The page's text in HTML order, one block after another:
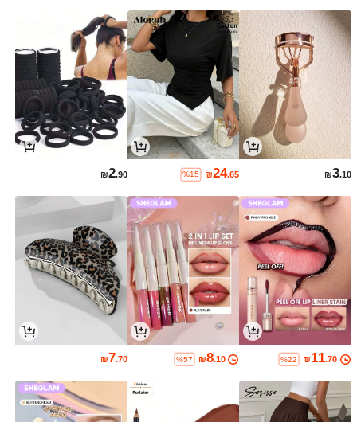
₪3.10
₪24.65
%15
₪2.90
₪11.70
%22
₪8.10
%57
₪7.70